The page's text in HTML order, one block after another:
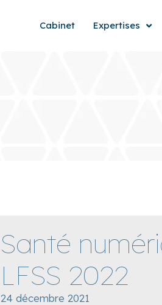
Cabinet Expertises
Santé
LFSS 2022
24 décembre 2021